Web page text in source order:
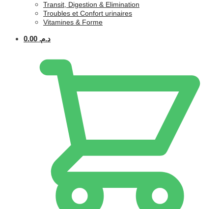
Transit, Digestion & Elimination
Troubles et Confort urinaires
Vitamines & Forme
د.م. 0.00